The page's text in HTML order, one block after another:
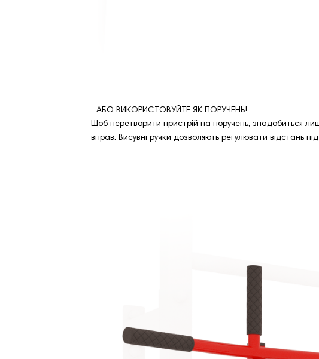
...АБО ВИКОРИСТОВУЙТЕ ЯК ПОРУЧЕНЬ!
Щоб перетворити пристрій на поручень, знадобиться
вправ. Висувні ручки дозволяють регулювати відстань